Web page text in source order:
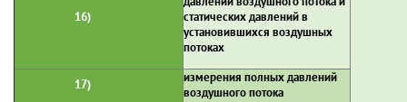
16)
статических давлений в
установившихся воздушных
потоках
17)
измерения полных давлений
воздушного потока